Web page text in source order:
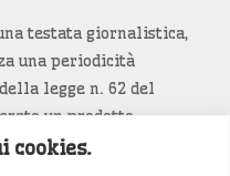
cookies.
testata giornalistica,
una periodicità
legge n. 62 del
un prodotto